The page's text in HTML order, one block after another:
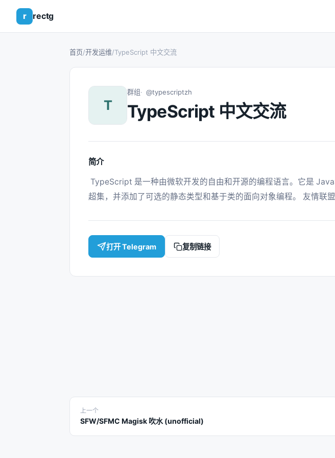
r rectg
首页/开发运维/TypeScript 中文交流
T
群组 @typescriptzh
TypeScript 中文交流
简介
超集，并添加了可选的静态类型和基于类的面向对象编程。 友情联盟
打开 Telegram 复制链接
上一个
SFW/SFMC Magisk 吹水 (unofficial)